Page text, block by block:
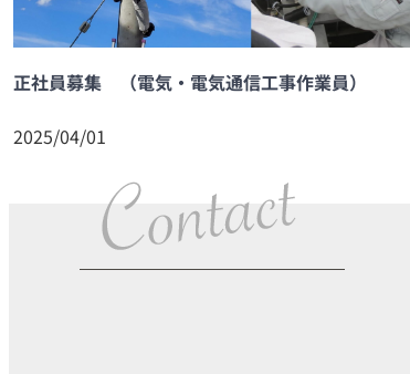
正社員募集 （電気・電気通信工事作業員）
2025/04/01